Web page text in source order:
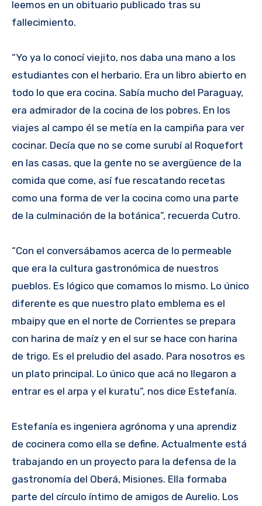
leemos en un obituario publicado tras su
fallecimiento.
“Yo ya lo conocí viejito, nos daba una mano a los
estudiantes con el herbario. Era un libro abierto en
todo lo que era cocina. Sabía mucho del Paraguay,
era admirador de la cocina de los pobres. En los
viajes al campo él se metía en la campiña para ver
cocinar. Decía que no se come surubí al Roquefort
en las casas, que la gente no se avergüence de la
comida que come, así fue rescatando recetas
como una forma de ver la cocina como una parte
de la culminación de la botánica”, recuerda Cutro.
“Con el conversábamos acerca de lo permeable
que era la cultura gastronómica de nuestros
pueblos. Es lógico que comamos lo mismo. Lo único
diferente es que nuestro plato emblema es el
mbaipy que en el norte de Corrientes se prepara
con harina de maíz y en el sur se hace con harina
de trigo. Es el preludio del asado. Para nosotros es
un plato principal. Lo único que acá no llegaron a
entrar es el arpa y el kuratu”, nos dice Estefanía.
Estefanía es ingeniera agrónoma y una aprendiz
de cocinera como ella se define. Actualmente está
trabajando en un proyecto para la defensa de la
gastronomía del Oberá, Misiones. Ella formaba
parte del círculo íntimo de amigos de Aurelio. Los